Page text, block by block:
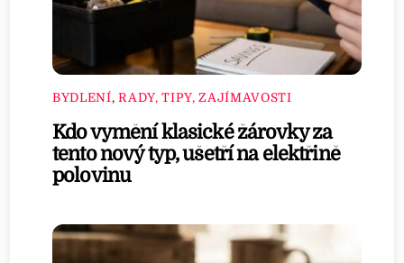
BYDLENÍ,RADY, TIPY, ZAJÍMAVOSTI
Kdo vymění klasické žárovky za
tento nový typ, ušetří na elektřině
polovinu